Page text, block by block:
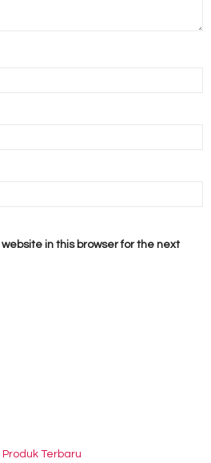
in this browser for the next
Produk Terbaru